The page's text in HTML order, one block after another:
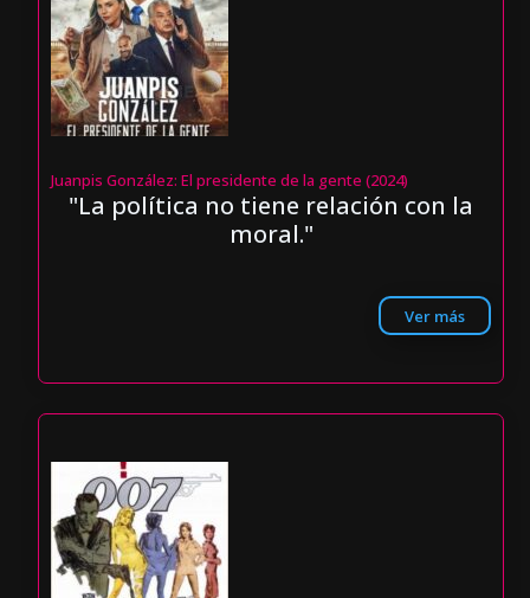
Juanpis González: El presidente de la gente (2024)
"La política no tiene relación con la
moral."
Ver más